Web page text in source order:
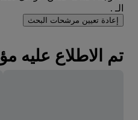
الـ .
إعادة تعيين مرشحات البحث
تم الاطلاع عليه